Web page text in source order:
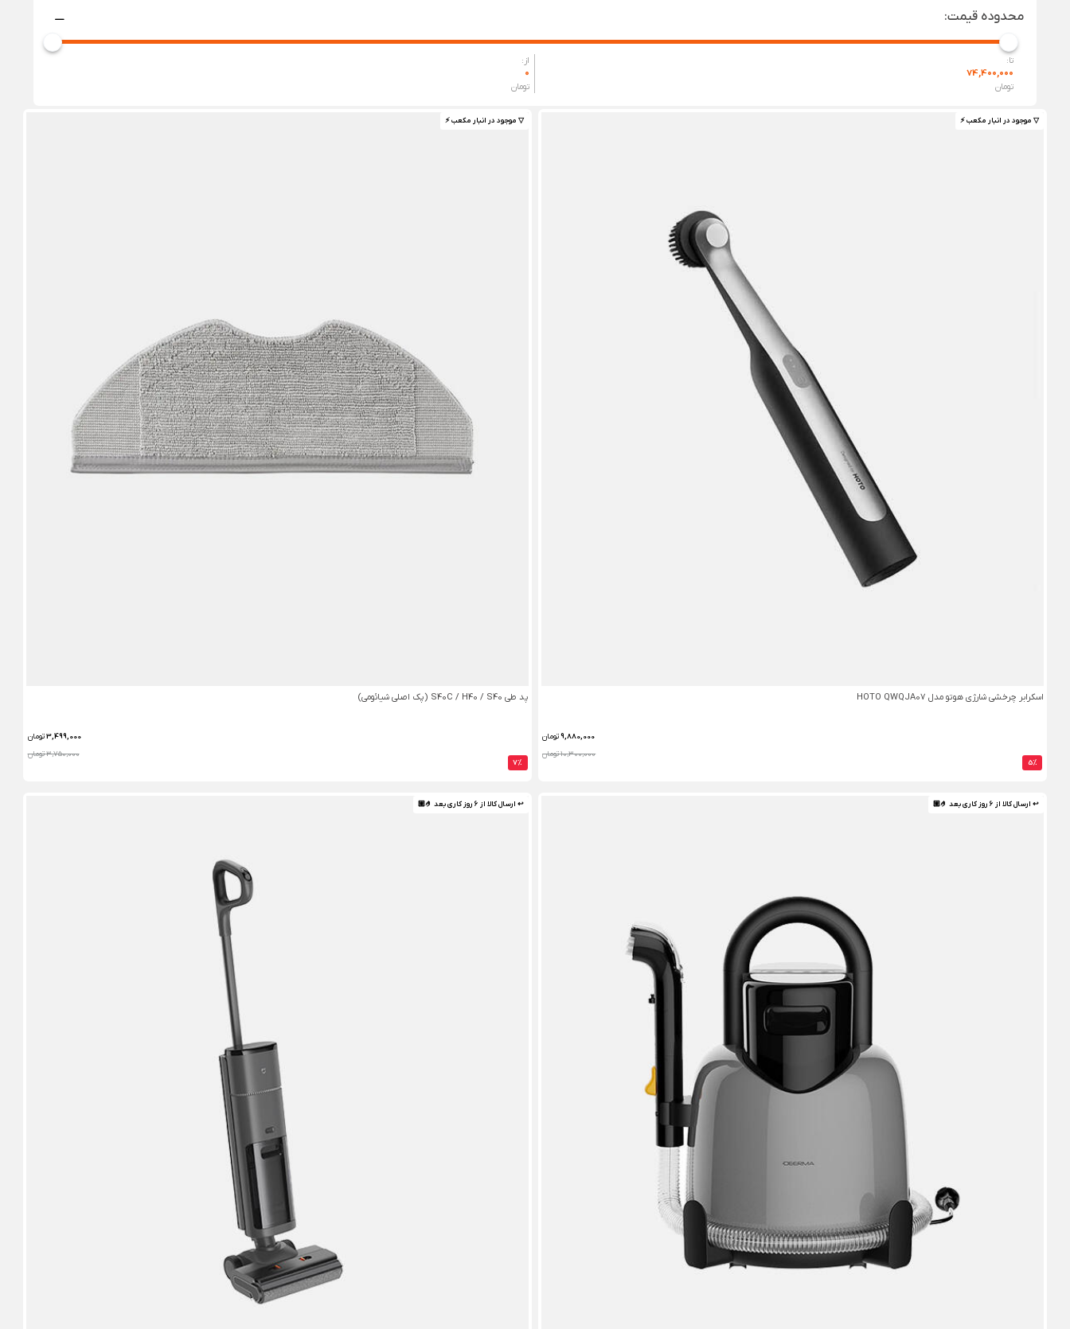
محدوده قیمت:
تا:
74,400,000
تومان
از:
0
تومان
▽ موجود در انبار مکعب ⚡️
اسکرابر چرخشی شارژی هوتو مدل HOTO QWQJA07
9,880,000تومان
10,300,000 تومان
5%
▽ موجود در انبار مکعب ⚡️
پد طی S40C / H40 / S40 (پک اصلی شیائومی)
3,499,000تومان
3,750,000 تومان
7%
↩ ارسال کالا از 6 روز کاری بعد 🤌🏼 ↩ ارسال کالا از 6 روز کاری بعد 🤌🏼